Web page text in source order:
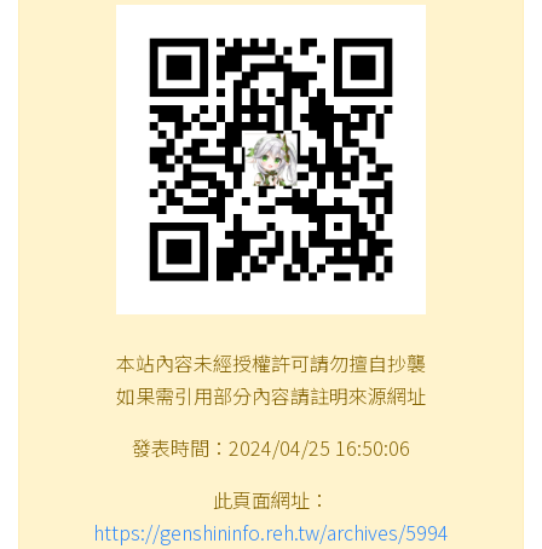
本站內容未經授權許可請勿擅自抄襲
如果需引用部分內容請註明來源網址
發表時間：2024/04/25 16:50:06
此頁面網址：
https://genshininfo.reh.tw/archives/5994